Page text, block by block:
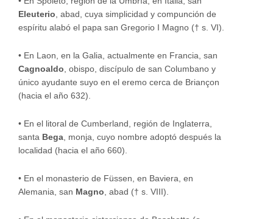
Eleuterio , abad, cuya simplicidad y compunción de
espíritu alabó el papa san Gregorio I Magno († s. VI).
• En Laon, en la Galia, actualmente en Francia, san
Cagnoaldo , obispo, discípulo de san Columbano y
único ayudante suyo en el eremo cerca de Briançon
(hacia el año 632).
• En el litoral de Cumberland, región de Inglaterra,
santa Bega , monja, cuyo nombre adoptó después la
localidad (hacia el año 660).
• En el monasterio de Füssen, en Baviera, en
Alemania, san Magno , abad († s. VIII).